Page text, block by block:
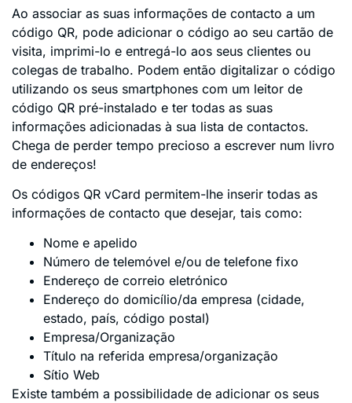
Ao associar as suas informações de contacto a um
código QR, pode adicionar o código ao seu cartão de
visita, imprimi-lo e entregá-lo aos seus clientes ou
colegas de trabalho. Podem então digitalizar o código
utilizando os seus smartphones com um leitor de
código QR pré-instalado e ter todas as suas
informações adicionadas à sua lista de contactos.
Chega de perder tempo precioso a escrever num livro
de endereços!
Os códigos QR vCard permitem-lhe inserir todas as
informações de contacto que desejar, tais como:
Nome e apelido
Número de telemóvel e/ou de telefone fixo
Endereço de correio eletrónico
Endereço do domicílio/da empresa (cidade,
estado, país, código postal)
Empresa/Organização
Título na referida empresa/organização
Sítio Web
Existe também a possibilidade de adicionar os seus